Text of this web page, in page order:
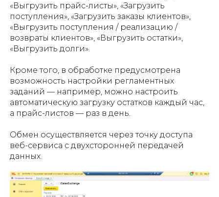
«Выгрузить прайс-листы», «Загрузить
поступления», «Загрузить заказы клиентов»,
«Выгрузить поступления / реализацию /
возвраты клиентов», «Выгрузить остатки»,
«Выгрузить долги».
Кроме того, в обработке предусмотрена
возможность настройки регламентных
заданий — например, можно настроить
автоматическую загрузку остатков каждый час,
а прайс-листов — раз в день.
Обмен осуществляется через точку доступа
веб-сервиса с двухсторонней передачей
данных.